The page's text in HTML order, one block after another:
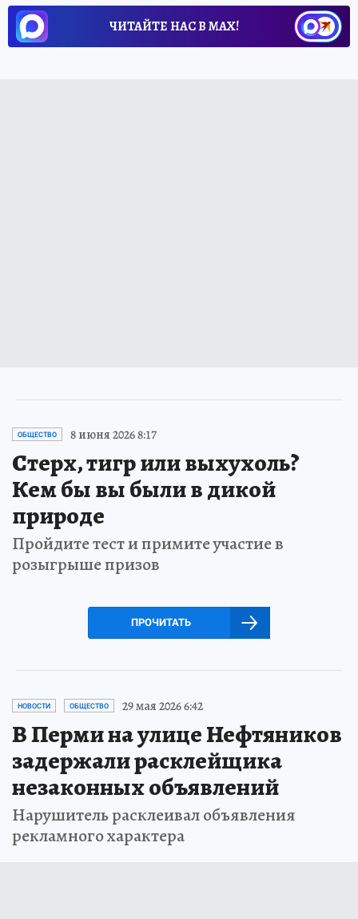
ЧИТАЙТЕ НАС В МАХ!
ОБЩЕСТВО 8 июня 2026 8:17
Стерх, тигр или выхухоль?
Кем бы вы были в дикой
природе
Пройдите тест и примите участие в
розыгрыше призов
ПРОЧИТАТЬ
НОВОСТИ ОБЩЕСТВО 29 мая 2026 6:42
В Перми на улице Нефтяников
задержали расклейщика
незаконных объявлений
Нарушитель расклеивал объявления
рекламного характера